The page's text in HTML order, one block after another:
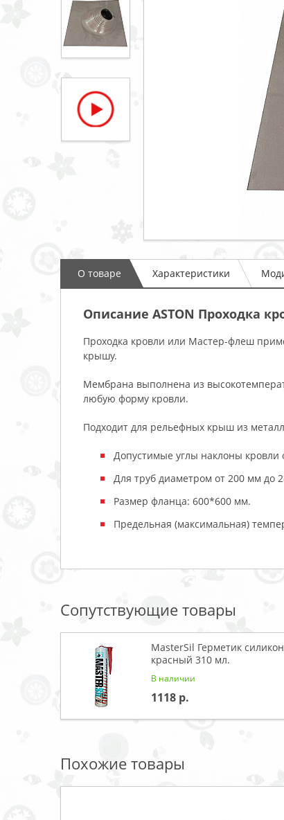
О товаре Характеристики
Описание ASTON Проходка
Проходка кровли или Мастер-флеш
крышу.
Мембрана выполнена из
любую форму кровли.
Подходит для рельефных крыш из
Допустимые углы наклоны кровли
Для труб диаметром от 200 мм до
Размер фланца: 600*600 мм.
Предельная (максимальная)
Сопутствующие товары
MasterSil Герметик
красный 310 мл.
В наличии
1118
Похожие товары